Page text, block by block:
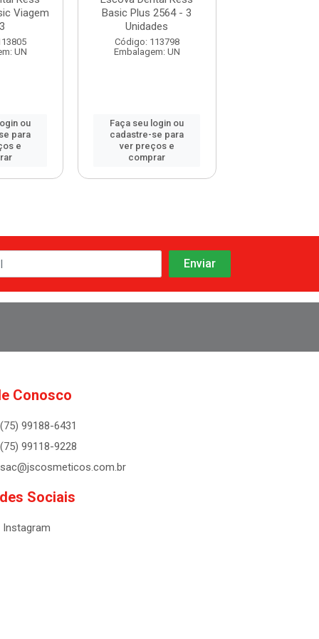
Viagem
UN
ou
para
e
Basic Plus 2564 - 3
Unidades
Código: 113798
Embalagem: UN
Faça seu login ou
cadastre-se para
ver preços e
comprar
Conosco
(75) 99188-6431
(75) 99118-9228
sac@jscosmeticos.com.br
Sociais
Instagram